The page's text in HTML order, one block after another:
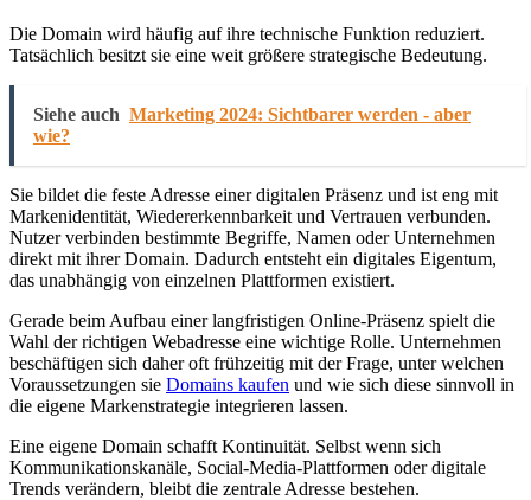
Die Domain wird häufig auf ihre technische Funktion reduziert.
Tatsächlich besitzt sie eine weit größere strategische Bedeutung.
Siehe auch Marketing 2024: Sichtbarer werden - aber
wie?
Sie bildet die feste Adresse einer digitalen Präsenz und ist eng mit
Markenidentität, Wiedererkennbarkeit und Vertrauen verbunden.
Nutzer verbinden bestimmte Begriffe, Namen oder Unternehmen
direkt mit ihrer Domain. Dadurch entsteht ein digitales Eigentum,
das unabhängig von einzelnen Plattformen existiert.
Gerade beim Aufbau einer langfristigen Online-Präsenz spielt die
Wahl der richtigen Webadresse eine wichtige Rolle. Unternehmen
beschäftigen sich daher oft frühzeitig mit der Frage, unter welchen
Voraussetzungen sie Domains kaufen und wie sich diese sinnvoll in
die eigene Markenstrategie integrieren lassen.
Eine eigene Domain schafft Kontinuität. Selbst wenn sich
Kommunikationskanäle, Social-Media-Plattformen oder digitale
Trends verändern, bleibt die zentrale Adresse bestehen.